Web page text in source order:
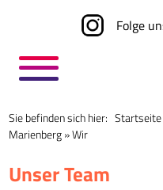
Folge
Sie befinden sich hier:Startseite
Marienberg»Wir
Unser Team